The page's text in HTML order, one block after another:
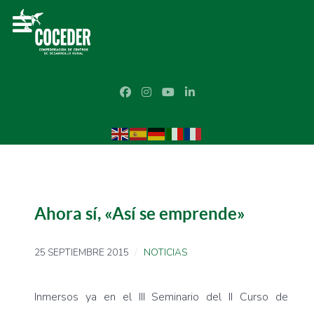
Ahora sí, «Así se emprende»
25 SEPTIEMBRE 2015 NOTICIAS
Inmersos ya en el III Seminario del II Curso de